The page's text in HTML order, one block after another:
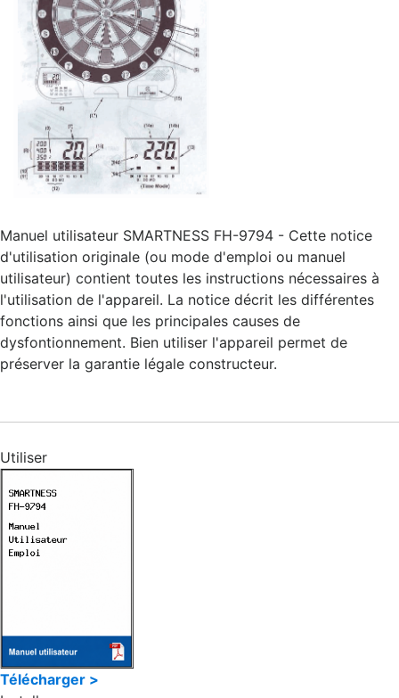
Manuel utilisateur SMARTNESS FH-9794 - Cette notice
d'utilisation originale (ou mode d'emploi ou manuel
utilisateur) contient toutes les instructions nécessaires à
l'utilisation de l'appareil. La notice décrit les différentes
fonctions ainsi que les principales causes de
dysfontionnement. Bien utiliser l'appareil permet de
préserver la garantie légale constructeur.
Utiliser
Télécharger >